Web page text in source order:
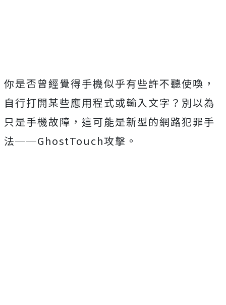
你是否曾經覺得手機似乎有些許不聽使喚，
自行打開某些應用程式或輸入文字？別以為
只是手機故障，這可能是新型的網路犯罪手
法──GhostTouch攻擊。